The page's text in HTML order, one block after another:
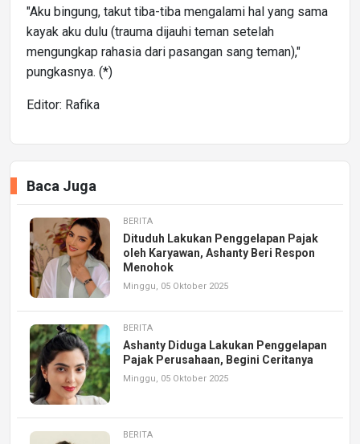
"Aku bingung, takut tiba-tiba mengalami hal yang sama
kayak aku dulu (trauma dijauhi teman setelah
mengungkap rahasia dari pasangan sang teman),"
pungkasnya. (*)
Editor: Rafika
Baca Juga
BERITA
Dituduh Lakukan Penggelapan Pajak
oleh Karyawan, Ashanty Beri Respon
Menohok
Minggu, 05 Oktober 2025
BERITA
Ashanty Diduga Lakukan Penggelapan
Pajak Perusahaan, Begini Ceritanya
Minggu, 05 Oktober 2025
BERITA